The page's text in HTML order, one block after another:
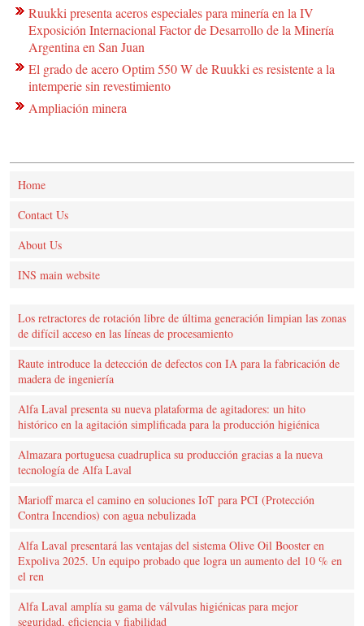
Ruukki presenta aceros especiales para minería en la IV
Exposición Internacional Factor de Desarrollo de la Minería
Argentina en San Juan
El grado de acero Optim 550 W de Ruukki es resistente a la
intemperie sin revestimiento
Ampliación minera
Home
Contact Us
About Us
INS main website
Los retractores de rotación libre de última generación limpian las zonas
de difícil acceso en las líneas de procesamiento
Raute introduce la detección de defectos con IA para la fabricación de
madera de ingeniería
Alfa Laval presenta su nueva plataforma de agitadores: un hito
histórico en la agitación simplificada para la producción higiénica
Almazara portuguesa cuadruplica su producción gracias a la nueva
tecnología de Alfa Laval
Marioff marca el camino en soluciones IoT para PCI (Protección
Contra Incendios) con agua nebulizada
Alfa Laval presentará las ventajas del sistema Olive Oil Booster en
Expoliva 2025. Un equipo probado que logra un aumento del 10 % en
el ren
Alfa Laval amplía su gama de válvulas higiénicas para mejor
seguridad, eficiencia y fiabilidad